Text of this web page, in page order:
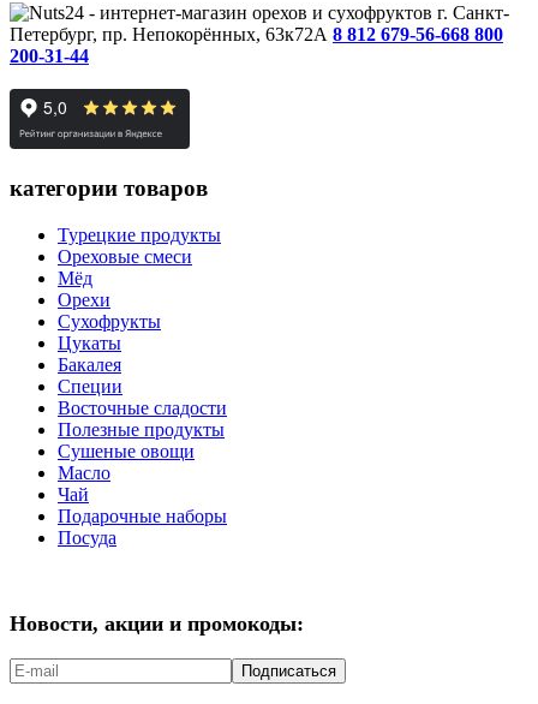
г. Санкт-
Петербург, пр. Непокорённых, 63к72А 8 812 679-56-668 800
200-31-44
категории товаров
Турецкие продукты
Ореховые смеси
Мёд
Орехи
Сухофрукты
Цукаты
Бакалея
Специи
Восточные сладости
Полезные продукты
Сушеные овощи
Масло
Чай
Подарочные наборы
Посуда
Новости, акции и промокоды:
Подписаться